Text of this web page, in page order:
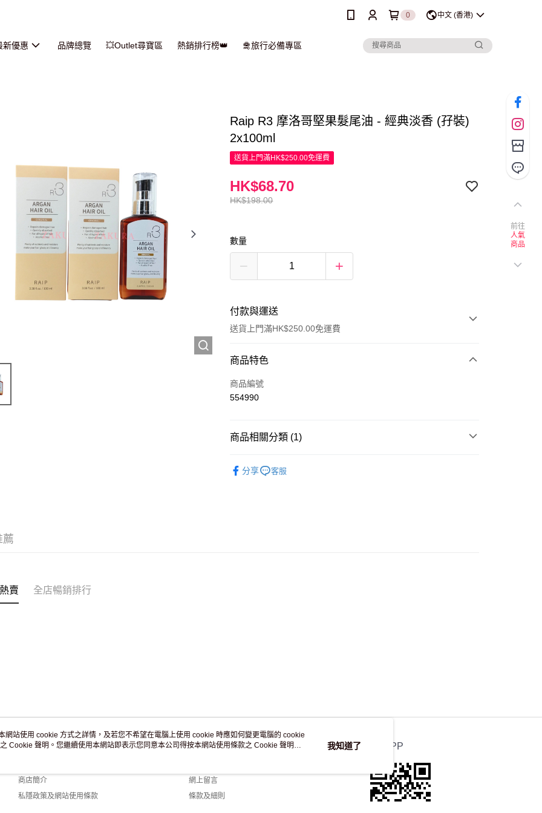
0 中文 (香港)
新優惠 品牌總覽 💥Outlet尋寶區 熱銷排行榜👑 🛅旅行必備專區
Raip R3 摩洛哥堅果髮尾油 - 經典淡香 (孖裝)
2x100ml
送貨上門滿HK$250.00免運費
HK$198.00
HK$68.70
數量
付款與運送
送貨上門滿HK$250.00免運費
付款方式
信用卡
商品特色
商品編號
554990
商品相關分類 (1)
分享
客服
薦
賣 全店暢銷排行
關於我們
商店簡介
私隱政策及網站使用條款
客戶服務
網上留言
條款及細則
官方APP
前往
人氣
商品
網站使用 cookie 方式之詳情，及若您不希望在電腦上使用 cookie 時應如何變更電腦的 cookie
Cookie 聲明。您繼續使用本網站即表示您同意本公司得按本網站使用條款之 Cookie 聲明使
我知道了